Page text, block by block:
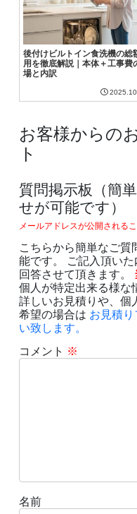
後付けビルトイン食洗機の総
用を徹底解説｜本体＋工事費
場と内訳
お客様からの
ト
質問掲示板（簡
せが可能です）
メールアドレスが公開される
こちらから簡単なご質
能です。 ご記入頂いた
回答させて頂きます。
個人が特定出来る様な
詳しいお見積りや、個
希望の場合は お見積
い致します。
コメント ※
名前